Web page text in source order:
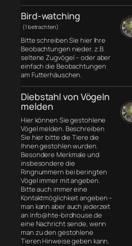
Bird-watching
(1 betrachten)
Bitte schreiben Sie hier Ihre
Beobachtungen nieder. z.B.
seltene Zugvögel – oder aber
einfach die Beobachtungen
am Futterhäuschen.
Diebstahl von Vögeln
melden
Hier können Sie gestohlene
Vögel melden. Beschreiben
Sie hier bitte die Tiere die
Ihnen gestohlen wurden.
Besondere Merkmale und
insbesondere die
Ringnummern bei beringten
Vögel immer mit angeben.
Bitte auch immer eine
Kontaktmöglichkeit angeben –
man kann aber auch jederzeit
an Info@hte-birdhouse.de
eine Nachricht sende, wenn
man zu den gestohlene
Tieren Hinweise geben kann.